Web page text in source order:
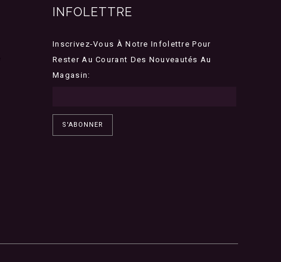
INFOLETTRE
Inscrivez-Vous À Notre Infolettre Pour
Rester Au Courant Des Nouveautés Au
Magasin:
S'ABONNER